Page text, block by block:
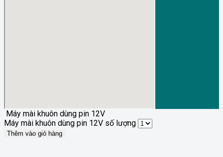
Máy mài khuôn dùng pin 12V
Máy mài khuôn dùng pin 12V số lượng
Thêm vào giỏ hàng